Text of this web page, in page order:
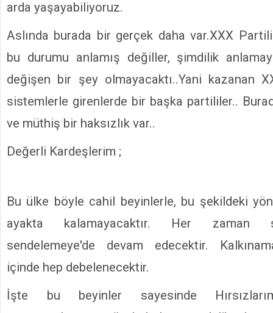
arda yaşayabiliyoruz.
Aslında burada bir gerçek daha var.XXX Partili
bu durumu anlamış değiller, şimdilik
değişen bir şey olmayacaktı..Yani kazanan
sistemlerle girenlerde bir başka partililer..
ve müthiş bir haksızlık var..
Değerli Kardeşlerim ;
Bu ülke böyle cahil beyinlerle, bu şekildeki
ayakta kalamayacaktır. Her zaman
sendelemeye'de devam edecektir.
içinde hep debelenecektir.
İşte bu beyinler sayesinde